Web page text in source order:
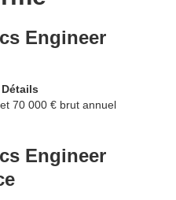
Engineer
Détails
70 000 € brut annuel
Engineer